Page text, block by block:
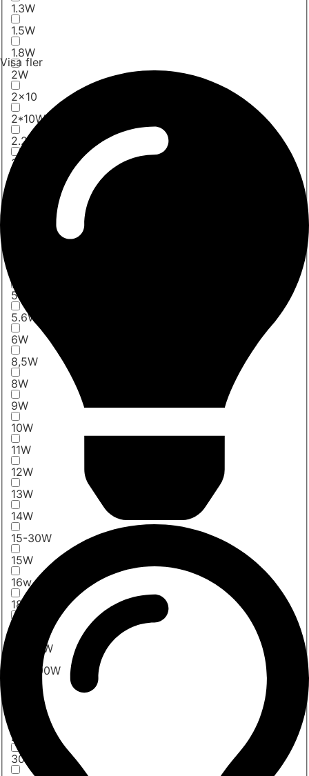
1.3W
1.5W
1.8W
2W
2x10
2*10W
2.2W
3X1,5W
5W
5.6W
6W
8,5W
8W
9W
10W
11W
12W
13W
14W
15-30W
15W
16w
18W
20-60W
20-70W
20-300W
25W
30W
Visa fler